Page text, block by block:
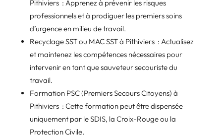
Pithiviers : Apprenez à prévenir les risques
professionnels et à prodiguer les premiers soins
d’urgence en milieu de travail.
Recyclage SST ou MAC SST à Pithiviers : Actualisez
et maintenez les compétences nécessaires pour
intervenir en tant que sauveteur secouriste du
travail.
Formation PSC (Premiers Secours Citoyens) à
Pithiviers : Cette formation peut être dispensée
uniquement par le SDIS, la Croix-Rouge ou la
Protection Civile.